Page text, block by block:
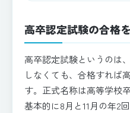
高卒認定試験の合格
高卒認定試験というのは
しなくても、合格すれば
す。正式名称は高等学校
基本的に8月と11月の年2